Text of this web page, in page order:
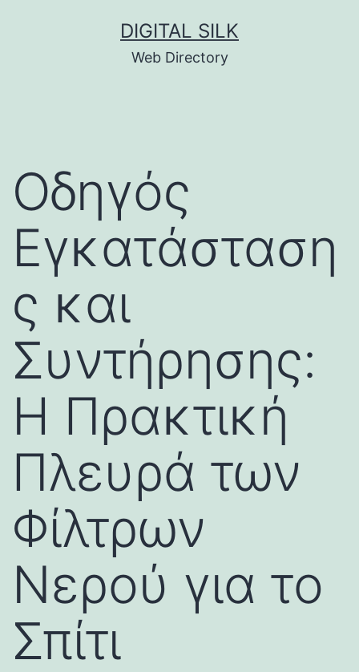
DIGITAL SILK
Web Directory
Οδηγός
Εγκατάσταση
ς και
Συντήρησης:
Η Πρακτική
Πλευρά των
Φίλτρων
Νερού για το
Σπίτι